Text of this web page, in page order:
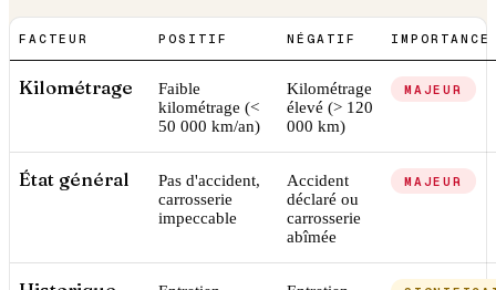
FACTEUR POSITIF NÉGATIF IMPORTANCE
Kilométrage
Faible
kilométrage (<
50 000 km/an)
Kilométrage
élevé (> 120
000 km)
MAJEUR
État général
Pas d'accident,
carrosserie
impeccable
Accident
déclaré ou
carrosserie
abîmée
MAJEUR